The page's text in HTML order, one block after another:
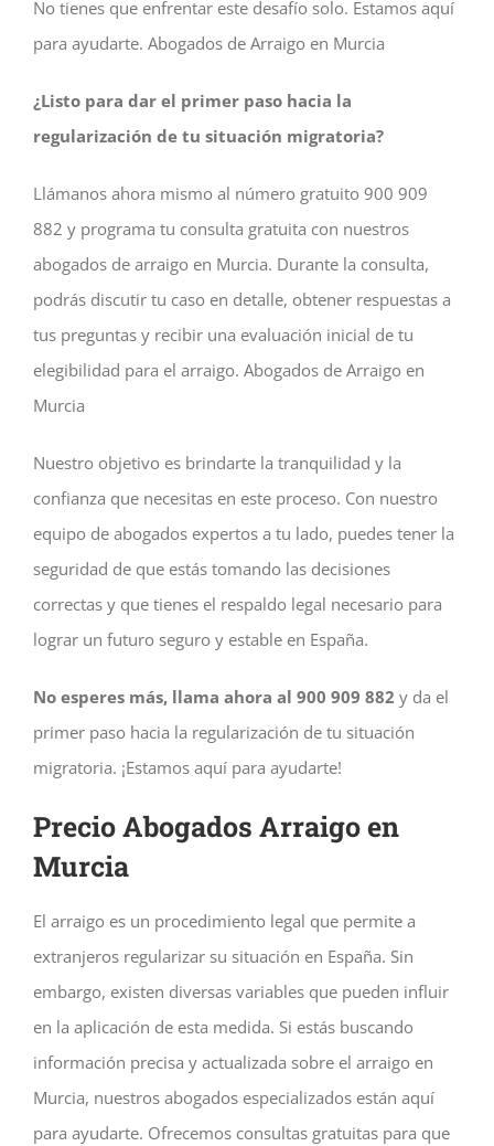
No tienes que enfrentar este desafío solo. Estamos aquí
para ayudarte. Abogados de Arraigo en Murcia
¿Listo para dar el primer paso hacia la
regularización de tu situación migratoria?
Llámanos ahora mismo al número gratuito 900 909
882 y programa tu consulta gratuita con nuestros
abogados de arraigo en Murcia. Durante la consulta,
podrás discutir tu caso en detalle, obtener respuestas a
tus preguntas y recibir una evaluación inicial de tu
elegibilidad para el arraigo. Abogados de Arraigo en
Murcia
Nuestro objetivo es brindarte la tranquilidad y la
confianza que necesitas en este proceso. Con nuestro
equipo de abogados expertos a tu lado, puedes tener la
seguridad de que estás tomando las decisiones
correctas y que tienes el respaldo legal necesario para
lograr un futuro seguro y estable en España.
No esperes más, llama ahora al 900 909 882 y da el
primer paso hacia la regularización de tu situación
migratoria. ¡Estamos aquí para ayudarte!
Precio Abogados Arraigo en
Murcia
El arraigo es un procedimiento legal que permite a
extranjeros regularizar su situación en España. Sin
embargo, existen diversas variables que pueden influir
en la aplicación de esta medida. Si estás buscando
información precisa y actualizada sobre el arraigo en
Murcia, nuestros abogados especializados están aquí
para ayudarte. Ofrecemos consultas gratuitas para que